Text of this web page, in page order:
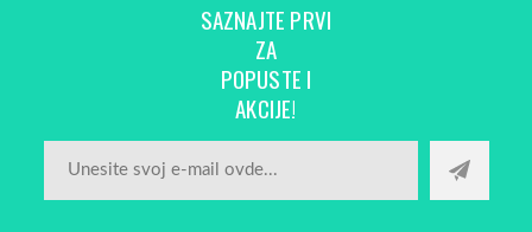
SAZNAJTE PRVI
ZA
POPUSTE I
AKCIJE!